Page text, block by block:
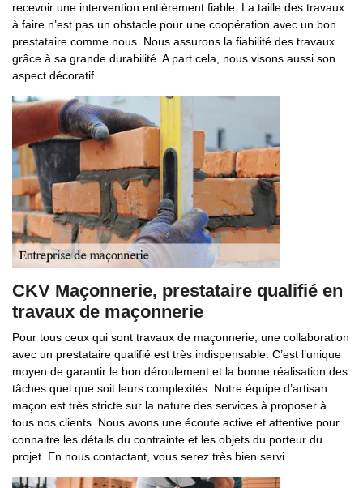
recevoir une intervention entièrement fiable. La taille des travaux
à faire n’est pas un obstacle pour une coopération avec un bon
prestataire comme nous. Nous assurons la fiabilité des travaux
grâce à sa grande durabilité. A part cela, nous visons aussi son
aspect décoratif.
CKV Maçonnerie, prestataire qualifié en
travaux de maçonnerie
Pour tous ceux qui sont travaux de maçonnerie, une collaboration
avec un prestataire qualifié est très indispensable. C’est l’unique
moyen de garantir le bon déroulement et la bonne réalisation des
tâches quel que soit leurs complexités. Notre équipe d’artisan
maçon est très stricte sur la nature des services à proposer à
tous nos clients. Nous avons une écoute active et attentive pour
connaitre les détails du contrainte et les objets du porteur du
projet. En nous contactant, vous serez très bien servi.